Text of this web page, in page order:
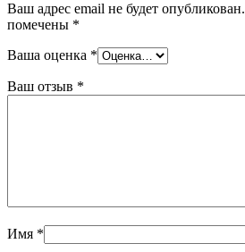
Ваш адрес email не будет опубликован.
помечены *
Ваша оценка *
Ваш отзыв *
Имя *